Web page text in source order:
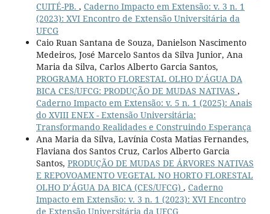
CUITÉ-PB. , Caderno Impacto em Extensão: v. 3 n. 1
(2023): XVI Encontro de Extensão Universitária da
UFCG
Caio Ruan Santana de Souza, Danielson Nascimento
Medeiros, José Marcelo Santos da Silva Junior, Ana
Maria da Silva, Carlos Alberto Garcia Santos,
PROGRAMA HORTO FLORESTAL OLHO D’ÁGUA DA
BICA CES/UFCG: PRODUÇÃO DE MUDAS NATIVAS ,
Caderno Impacto em Extensão: v. 5 n. 1 (2025): Anais
do XVIII ENEX - Extensão Universitária:
Transformando Realidades e Construindo Esperança
Ana Maria da Silva, Lavínia Costa Matias Fernandes,
Flaviana dos Santos Cruz, Carlos Alberto Garcia
Santos, PRODUÇÃO DE MUDAS DE ÁRVORES NATIVAS
E REPOVOAMENTO VEGETAL NO HORTO FLORESTAL
OLHO D’ÁGUA DA BICA (CES/UFCG) , Caderno
Impacto em Extensão: v. 3 n. 1 (2023): XVI Encontro
de Extensão Universitária da UFCG